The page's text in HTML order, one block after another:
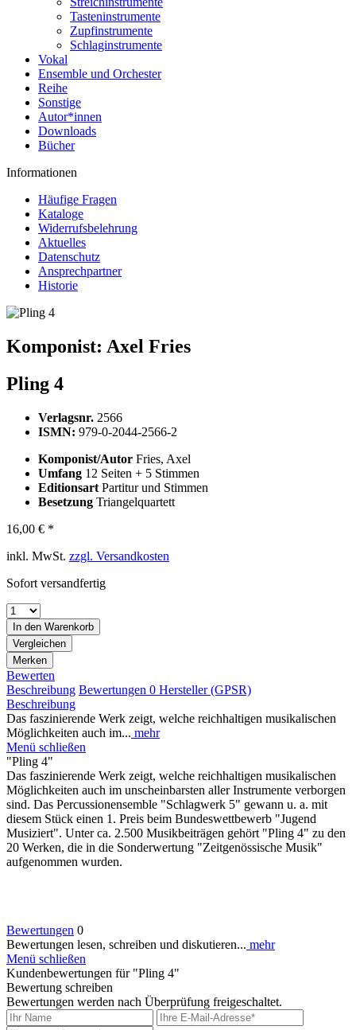
Tasteninstrumente
Zupfinstrumente
Schlaginstrumente
Vokal
Ensemble und Orchester
Reihe
Sonstige
Autor*innen
Downloads
Bücher
Informationen
Häufige Fragen
Kataloge
Widerrufsbelehrung
Aktuelles
Datenschutz
Ansprechpartner
Historie
Komponist: Axel Fries
Pling 4
Verlagsnr. 2566
ISMN: 979-0-2044-2566-2
Komponist/Autor Fries, Axel
Umfang 12 Seiten + 5 Stimmen
Editionsart Partitur und Stimmen
Besetzung Triangelquartett
16,00 € *
inkl. MwSt. zzgl. Versandkosten
Sofort versandfertig
In den Warenkorb
Vergleichen
Merken
Bewerten
Beschreibung Bewertungen 0 Hersteller (GPSR)
Beschreibung
Das faszinierende Werk zeigt, welche reichhaltigen musikalischen
Möglichkeiten auch im... mehr
Menü schließen
"Pling 4"
Das faszinierende Werk zeigt, welche reichhaltigen musikalischen
Möglichkeiten auch im unscheinbarsten aller Instrumente verborgen
sind. Das Percussionensemble "Schlagwerk 5" gewann u. a. mit
diesem Stück einen 1. Preis beim Bundeswettbewerb "Jugend
Musiziert". Unter ca. 2.500 Musikbeiträgen gehört "Pling 4" zu den
20 Werken, die in die Sonderwertung "Zeitgenössische Musik"
aufgenommen wurden.
Bewertungen 0
Bewertungen lesen, schreiben und diskutieren... mehr
Menü schließen
Kundenbewertungen für "Pling 4"
Bewertung schreiben
Bewertungen werden nach Überprüfung freigeschaltet.